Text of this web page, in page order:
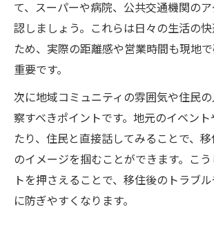
移住フェアや自治体相談窓口
説
ふるさと回帰支援センターの活用例
移住現地視察で役立つ支援セ
法
ふるさと回帰支援センターで
談術
て、スーパーや病院、公共交通機関の
認しましょう。これらは日々の生活の
ため、実際の距離感や営業時間も現地
重要です。
次に地域コミュニティの雰囲気や住民
察すべきポイントです。地元のイベン
たり、住民と直接話してみることで、
のイメージを掴むことができます。こ
トを押さえることで、移住後のトラブ
に防ぎやすくなります。